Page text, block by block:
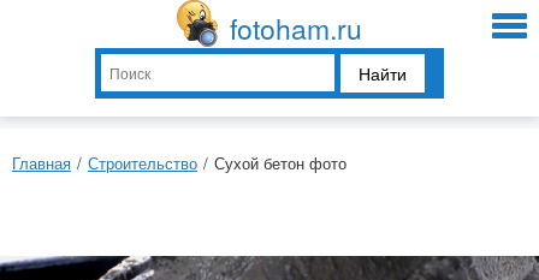
fotoham.ru
Найти
Главная / Строительство / Сухой бетон фото